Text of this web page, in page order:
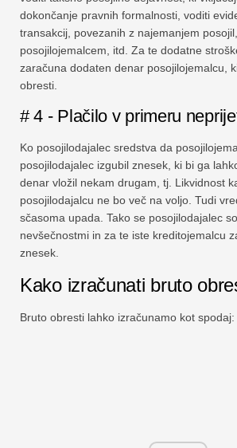
dokončanje pravnih formalnosti, voditi
transakcij, povezanih z najemanjem
posojilojemalcem, itd. Za te dodatne
zaračuna dodaten denar posojilojemalcu,
obresti.
# 4 - Plačilo v primeru
Ko posojilodajalec sredstva da
posojilodajalec izgubil znesek, ki bi ga
denar vložil nekam drugam, tj. Likvidnost
posojilodajalcu ne bo več na voljo. Tudi
sčasoma upada. Tako se posojilodajalec
nevšečnostmi in za te iste kreditojemalcu
znesek.
Kako izračunati bruto
Bruto obresti lahko izračunamo kot spodaj: